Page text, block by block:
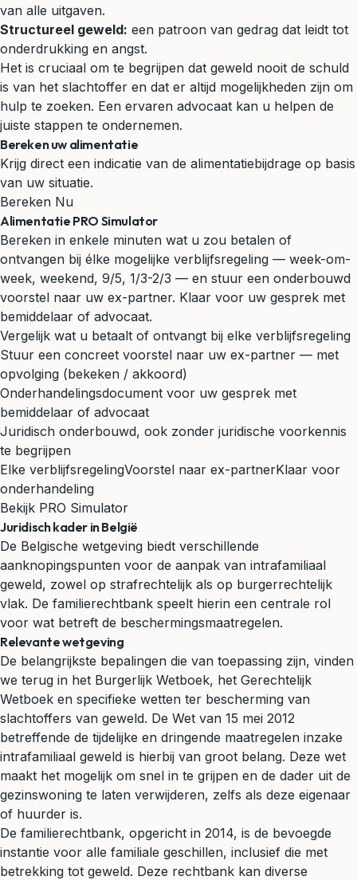
van alle uitgaven.
Structureel geweld: een patroon van gedrag dat leidt tot
onderdrukking en angst.
Het is cruciaal om te begrijpen dat geweld nooit de schuld
is van het slachtoffer en dat er altijd mogelijkheden zijn om
hulp te zoeken. Een ervaren advocaat kan u helpen de
juiste stappen te ondernemen.
Bereken uw alimentatie
Krijg direct een indicatie van de alimentatiebijdrage op basis
van uw situatie.
Bereken Nu
Alimentatie PRO Simulator
Bereken in enkele minuten wat u zou betalen of
ontvangen bij élke mogelijke verblijfsregeling — week-om-
week, weekend, 9/5, 1/3-2/3 — en stuur een onderbouwd
voorstel naar uw ex-partner. Klaar voor uw gesprek met
bemiddelaar of advocaat.
Vergelijk wat u betaalt of ontvangt bij elke verblijfsregeling
Stuur een concreet voorstel naar uw ex-partner — met
opvolging (bekeken / akkoord)
Onderhandelingsdocument voor uw gesprek met
bemiddelaar of advocaat
Juridisch onderbouwd, ook zonder juridische voorkennis
te begrijpen
Elke verblijfsregelingVoorstel naar ex-partnerKlaar voor
onderhandeling
Bekijk PRO Simulator
Juridisch kader in België
De Belgische wetgeving biedt verschillende
aanknopingspunten voor de aanpak van intrafamiliaal
geweld, zowel op strafrechtelijk als op burgerrechtelijk
vlak. De familierechtbank speelt hierin een centrale rol
voor wat betreft de beschermingsmaatregelen.
Relevante wetgeving
De belangrijkste bepalingen die van toepassing zijn, vinden
we terug in het Burgerlijk Wetboek, het Gerechtelijk
Wetboek en specifieke wetten ter bescherming van
slachtoffers van geweld. De Wet van 15 mei 2012
betreffende de tijdelijke en dringende maatregelen inzake
intrafamiliaal geweld is hierbij van groot belang. Deze wet
maakt het mogelijk om snel in te grijpen en de dader uit de
gezinswoning te laten verwijderen, zelfs als deze eigenaar
of huurder is.
De familierechtbank, opgericht in 2014, is de bevoegde
instantie voor alle familiale geschillen, inclusief die met
betrekking tot geweld. Deze rechtbank kan diverse